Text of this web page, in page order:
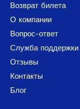
Возврат билета
О компании
Вопрос-ответ
Служба поддержки
Отзывы
Контакты
Блог